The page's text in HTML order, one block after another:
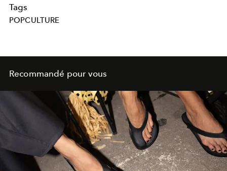
Tags
POPCULTURE
Recommandé pour vous